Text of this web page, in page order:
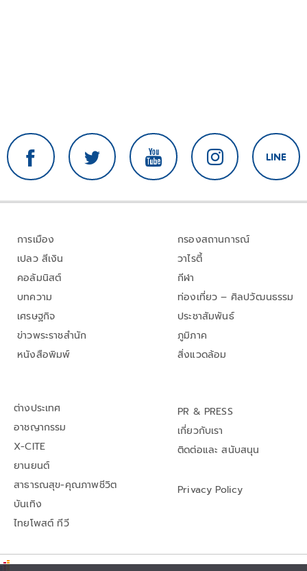
การเมือง
เปลว สีเงิน
คอลัมนิสต์
บทความ
เศรษฐกิจ
ข่าวพระราชสำนัก
หนังสือพิมพ์
กรองสถานการณ์
วาไรตี้
กีฬา
ท่องเที่ยว – ศิลปวัฒนธรรม
ประชาสัมพันธ์
ภูมิภาค
สิ่งแวดล้อม
ต่างประเทศ
อาชญากรรม
X-CITE
ยานยนต์
สาธารณสุข-คุณภาพชีวิต
บันเทิง
ไทยโพสต์ ทีวี
PR & PRESS
เกี่ยวกับเรา
ติดต่อและ สนับสนุน
Privacy Policy